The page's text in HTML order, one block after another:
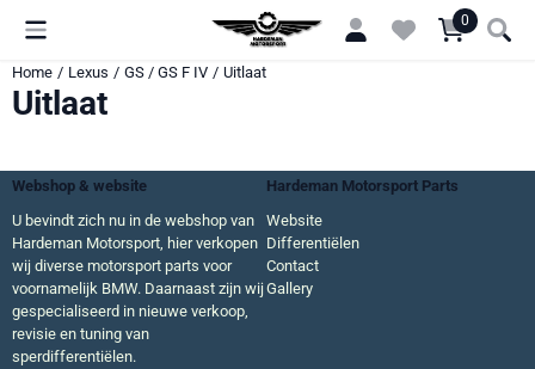
Cookievoorkeuren zijn momenteel gesloten. 0
Home / Lexus / GS / GS F IV / Uitlaat
Uitlaat
Webshop & website
Hardeman Motorsport Parts
U bevindt zich nu in de webshop van
Hardeman Motorsport, hier verkopen
wij diverse motorsport parts voor
voornamelijk BMW. Daarnaast zijn wij
gespecialiseerd in nieuwe verkoop,
revisie en tuning van
sperdifferentiëlen.
Website
Differentiëlen
Contact
Gallery